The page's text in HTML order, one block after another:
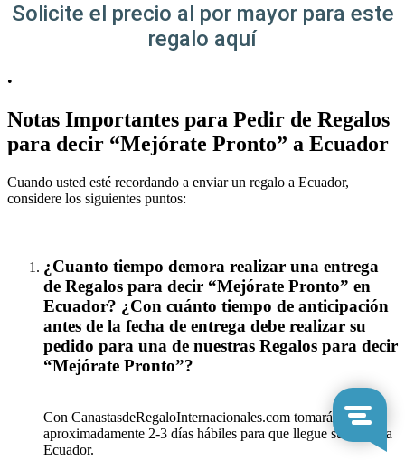
Solicite el precio al por mayor para este
regalo aquí
•
Notas Importantes para Pedir de Regalos
para decir “Mejórate Pronto” a Ecuador
Cuando usted esté recordando a enviar un regalo a Ecuador,
considere los siguientes puntos:
¿Cuanto tiempo demora realizar una entrega
de Regalos para decir “Mejórate Pronto” en
Ecuador? ¿Con cuánto tiempo de anticipación
antes de la fecha de entrega debe realizar su
pedido para una de nuestras Regalos para decir
“Mejórate Pronto”?
Con CanastasdeRegaloInternacionales.com tomará
aproximadamente 2-3 días hábiles para que llegue su regalo a
Ecuador.